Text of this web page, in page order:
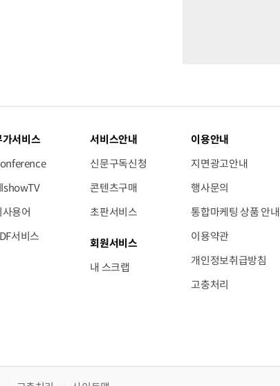
가서비스
사용어
서비스
서비스안내
신문구독신청
콘텐츠구매
초판서비스
회원서비스
내 스크랩
이용안내
지면광고안내
행사문의
통합마케팅 상품 안내
이용약관
개인정보취급방침
고충처리